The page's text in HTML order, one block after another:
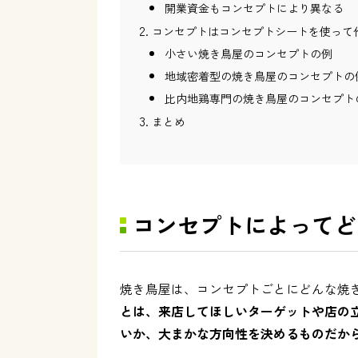
開業資金もコンセプトにより異なる
コンセプトはコンセプトシートを使って
小さい焼き鳥屋のコンセプトの例
地域密着型の焼き鳥屋のコンセプトの
比内地鶏専門の焼き鳥屋のコンセプト
まとめ
コンセプトによって
焼き鳥屋は、コンセプトごとにどんな焼
とは、来店してほしいターゲットや店
いか、大まかな方向性を決めるものだか